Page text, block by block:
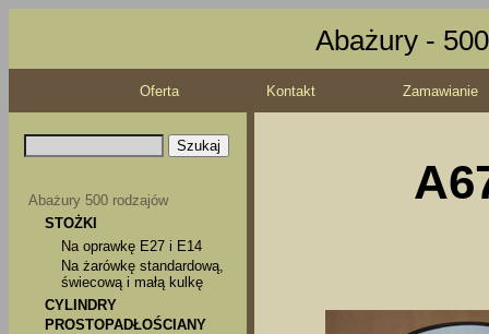
Abażury -
Oferta Kontakt Zamawianie
Abażury 500 rodzajów
STOŻKI
Na oprawkę E27 i E14
Na żarówkę standardową,
świecową i małą kulkę
CYLINDRY
PROSTOPADŁOŚCIANY